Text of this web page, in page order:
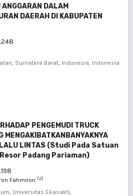
DALAM
DAERAH DI KABUPATEN
Sumatera Barat, Indonesia, Indonesia
PENGEMUDI TRUCK
MENGAKIBATKANBANYAKNYA
LALU LINTAS (Studi Pada Satuan
Padang Pariaman)
Fahmiron (2)
Universitas Ekasakti,